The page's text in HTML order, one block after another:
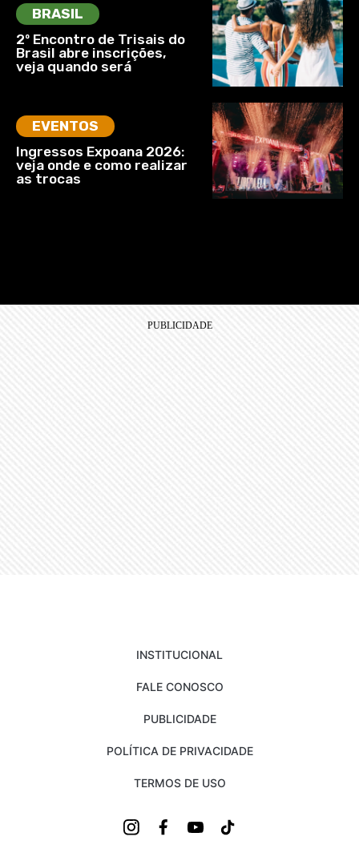
BRASIL
2º Encontro de Trisais do
Brasil abre inscrições,
veja quando será
EVENTOS
Ingressos Expoana 2026:
veja onde e como realizar
as trocas
INSTITUCIONAL
FALE CONOSCO
PUBLICIDADE
POLÍTICA DE PRIVACIDADE
TERMOS DE USO